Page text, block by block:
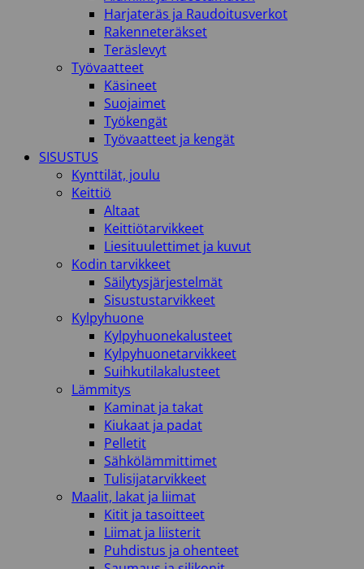
Harjateräs ja Raudoitusverkot
Rakenneteräkset
Teräslevyt
Työvaatteet
Käsineet
Suojaimet
Työkengät
Työvaatteet ja kengät
SISUSTUS
Kynttilät, joulu
Keittiö
Altaat
Keittiötarvikkeet
Liesituulettimet ja kuvut
Kodin tarvikkeet
Säilytysjärjestelmät
Sisustustarvikkeet
Kylpyhuone
Kylpyhuonekalusteet
Kylpyhuonetarvikkeet
Suihkutilakalusteet
Lämmitys
Kaminat ja takat
Kiukaat ja padat
Pelletit
Sähkölämmittimet
Tulisijatarvikkeet
Maalit, lakat ja liimat
Kitit ja tasoitteet
Liimat ja liisterit
Puhdistus ja ohenteet